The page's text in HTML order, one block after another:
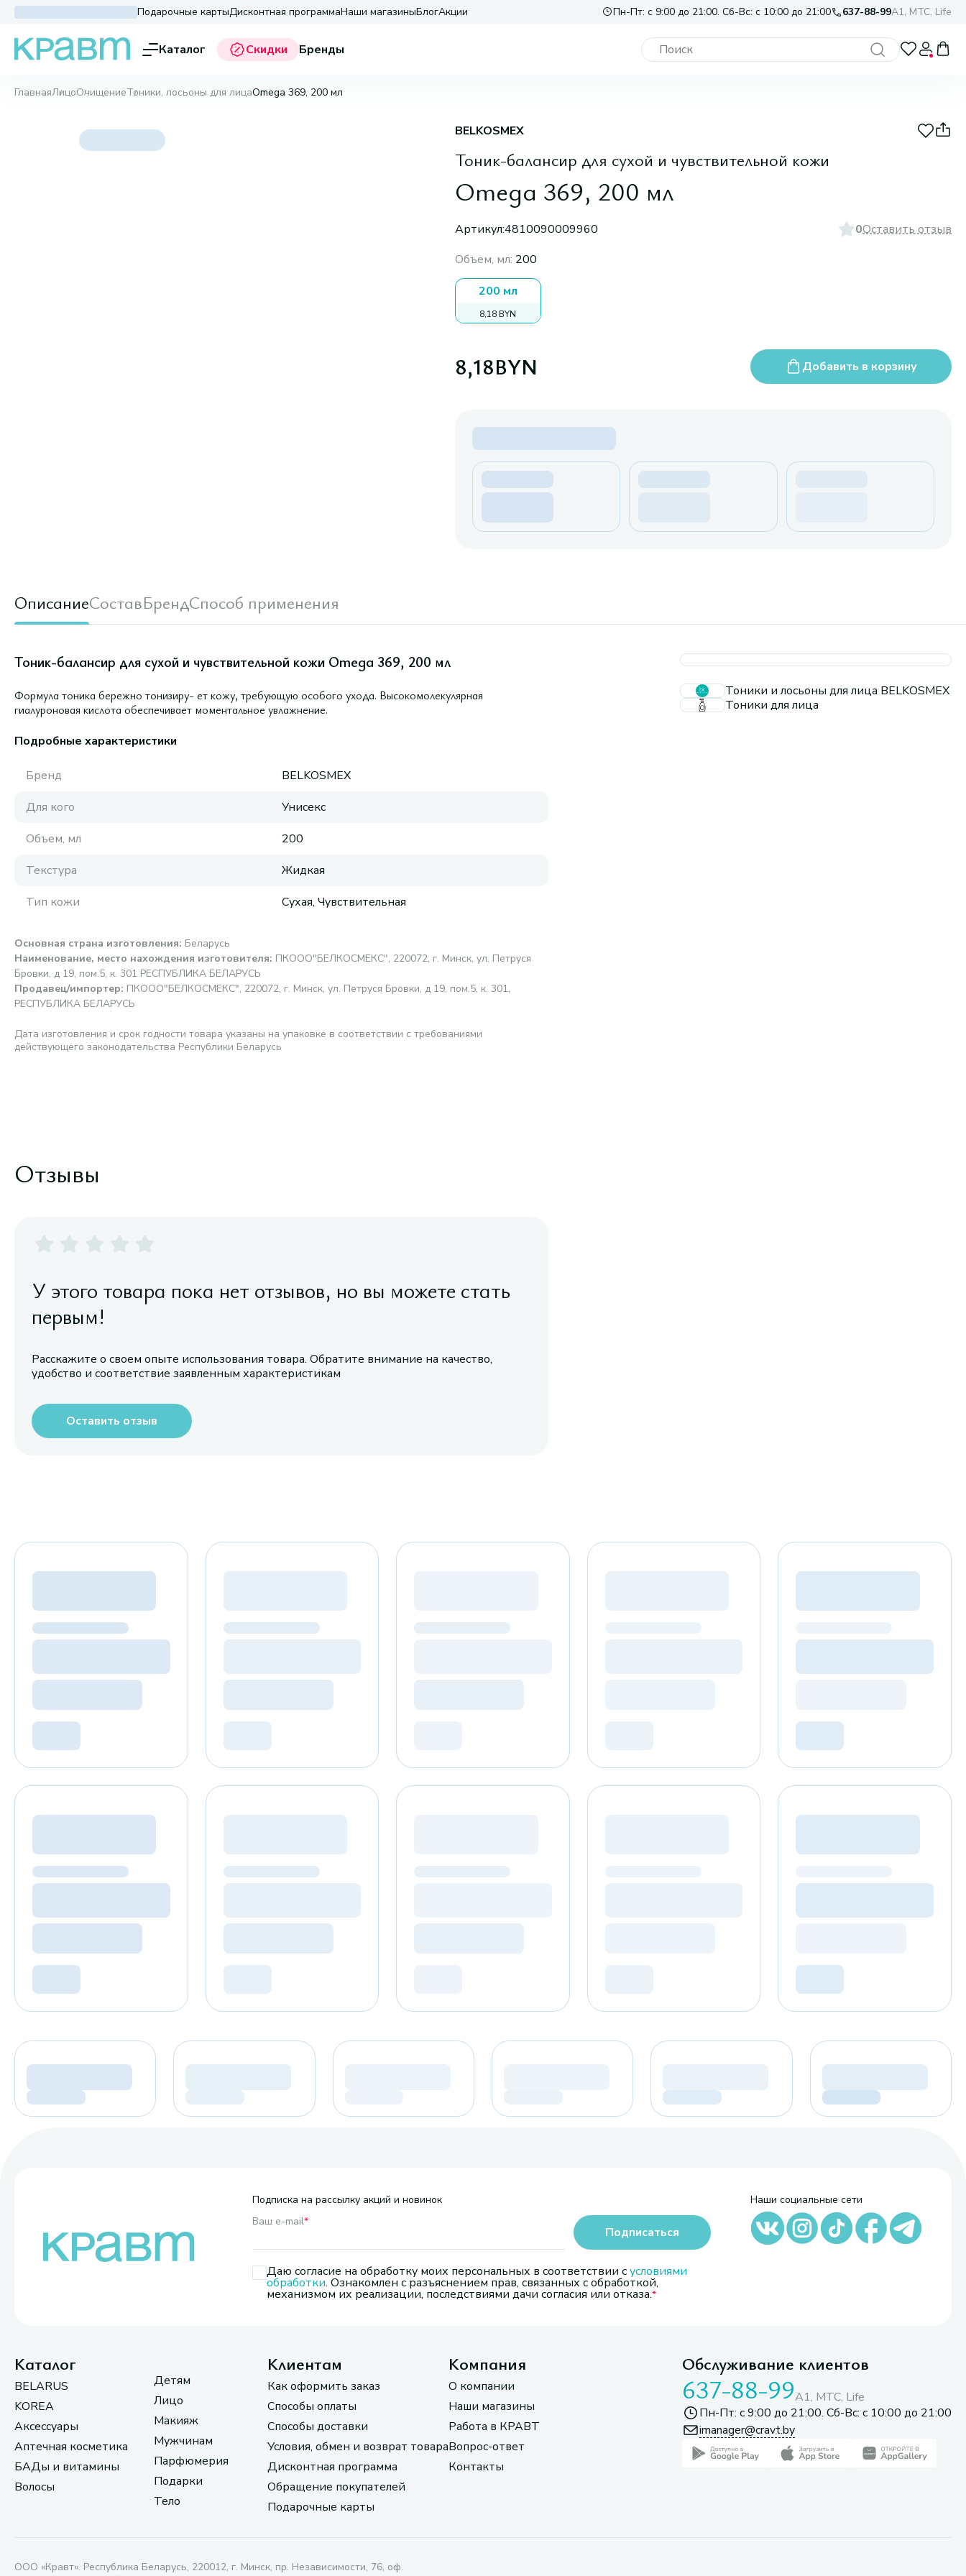
Подарочные картыДисконтная программаНаши магазиныБлогАкции Пн-Пт: с 9:00 до 21:00. Сб-Вс: с 10:00 до 21:00 637-88-99A1, МТС, Life
Каталог Скидки Бренды
ГлавнаяЛицоОчищениеТоники, лосьоны для лицаOmega 369, 200 мл
BELKOSMEX
Тоник-балансир для сухой и чувствительной кожи
Omega 369, 200 мл
Артикул:4810090009960 0Оставить отзыв
Объем, мл: 200
200 мл
8,18 BYN
8,18BYN Добавить в корзину
ОписаниеСоставБрендСпособ применения
Тоник-балансир для сухой и чувствительной кожи Omega 369, 200 мл
Формула тоника бережно тонизиру- ет кожу, требующую особого ухода. Высокомолекулярная
гиалуроновая кислота обеспечивает моментальное увлажнение.
Подробные характеристики
Бренд
BELKOSMEX
Для кого
Унисекс
Объем, мл
200
Текстура
Жидкая
Тип кожи
Сухая, Чувствительная
Основная страна изготовления: Беларусь
Наименование, место нахождения изготовителя: ПКООО"БЕЛКОСМЕКС", 220072, г. Минск, ул. Петруся
Бровки, д 19, пом.5, к. 301 РЕСПУБЛИКА БЕЛАРУСЬ
Продавец/импортер: ПКООО"БЕЛКОСМЕКС", 220072, г. Минск, ул. Петруся Бровки, д 19, пом.5, к. 301,
РЕСПУБЛИКА БЕЛАРУСЬ
Дата изготовления и срок годности товара указаны на упаковке в соответствии с требованиями
действующего законодательства Республики Беларусь
Тоники и лосьоны для лица BELKOSMEX
Тоники для лица
Отзывы
У этого товара пока нет отзывов, но вы можете стать
первым!
Расскажите о своем опыте использования товара. Обратите внимание на качество,
удобство и соответствие заявленным характеристикам
Оставить отзыв
Подписка на рассылку акций и новинок
Ваш e-mail*
Даю согласие на обработку моих персональных в соответствии сусловиями
обработки. Ознакомлен с разъяснением прав, связанных с обработкой,
механизмом их реализации, последствиями дачи согласия или отказа.
Подписаться
Наши социальные сети
Каталог
BELARUS
KOREA
Аксессуары
Аптечная косметика
БАДы и витамины
Волосы
Детям
Лицо
Макияж
Мужчинам
Парфюмерия
Подарки
Тело
Клиентам
Как оформить заказ
Способы оплаты
Способы доставки
Условия, обмен и возврат товара
Дисконтная программа
Обращение покупателей
Подарочные карты
Компания
О компании
Наши магазины
Работа в КРАВТ
Вопрос-ответ
Контакты
Обслуживание клиентов
637-88-99A1, МТС, Life
Пн-Пт: с 9:00 до 21:00. Сб-Вс: с 10:00 до 21:00
imanager@cravt.by
ООО «Кравт». Республика Беларусь, 220012, г. Минск, пр. Независимости, 76, оф.